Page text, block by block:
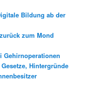
Bildung ab der
zum Mond
Gehirnoperationen
Hintergründe